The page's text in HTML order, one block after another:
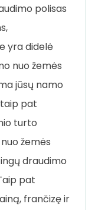
polisas
yra didelė
nuo žemės
jūsų namo
pat
turto
žemės
draudimo
pat
frančizę ir